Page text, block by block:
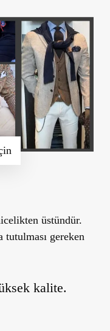
üstündür.
gereken
kalite.